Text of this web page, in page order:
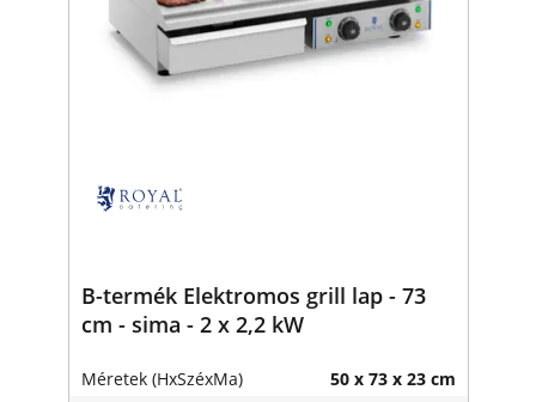
B-termék Elektromos grill lap - 73
cm - sima - 2 x 2,2 kW
Méretek (HxSzéxMa) 50 x 73 x 23 cm